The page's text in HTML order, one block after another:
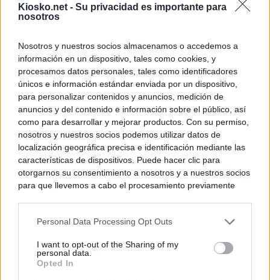
Kiosko.net - Su privacidad es importante para
nosotros
Nosotros y nuestros socios almacenamos o accedemos a
información en un dispositivo, tales como cookies, y
procesamos datos personales, tales como identificadores
únicos e información estándar enviada por un dispositivo,
para personalizar contenidos y anuncios, medición de
anuncios y del contenido e información sobre el público, así
como para desarrollar y mejorar productos. Con su permiso,
nosotros y nuestros socios podemos utilizar datos de
localización geográfica precisa e identificación mediante las
características de dispositivos. Puede hacer clic para
otorgarnos su consentimiento a nosotros y a nuestros socios
para que llevemos a cabo el procesamiento previamente
negar su consentimiento. Tenga en cuenta que algún
de su consentimiento, pero usted tiene el derecho de
rechazar tal procesamiento. Sus preferencias se aplicarán
Personal Data Processing Opt Outs
I want to opt-out of the Sharing of my
personal data.
Opted In